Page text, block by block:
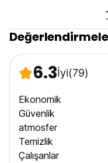
6.3İyi(79)
Ekonomik
Güvenlik
atmosfer
Temizlik
Çalışanlar